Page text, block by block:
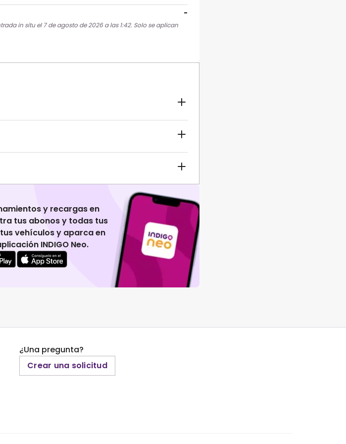
-
in situ el 7 de agosto de 2026 a las 1:42. Solo se aplican
y recargas en
tus abonos y todas tus
vehículos y aparca en
INDIGO Neo.
¿Una pregunta?
Crear una solicitud